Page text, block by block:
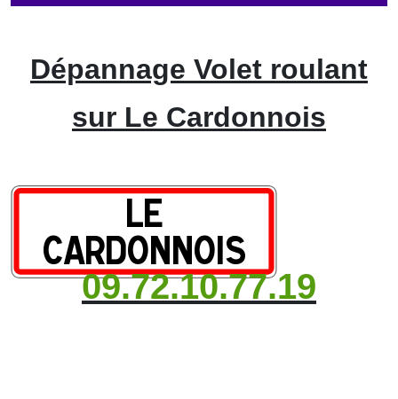
Dépannage Volet roulant
sur Le Cardonnois
09.72.10.77.19